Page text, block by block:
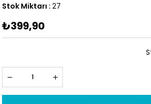
Stok Miktarı : 27
₺399,90